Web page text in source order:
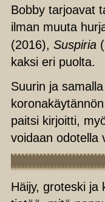
Bobby tarjoavat
ilman muuta
(2016), Suspiria
kaksi eri puolta.
Suurin ja
paitsi kirjoitti,
voidaan odotella
Häijy, groteski ja